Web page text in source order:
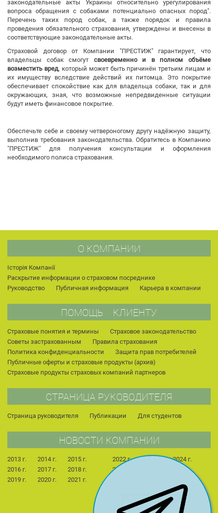
законодательные акты Украины относительно урегулирования
вопроса обращения с собаками потенциально опасных пород".
Перечень таких пород собак, а также порядок и правила
проведения обязательного страхования, утверждены и внесены в
соответствующие законодательные акты.
Страховой договор от Компании "ПРЕСТИЖ" гарантирует, что
владельцы собак смогут своевременно и в полном объёме
возместить вред, который может быть причинён третьим лицам и
их имуществу вследствие действий их питомца. Это покрытие
обеспечивает спокойствие как для владельца собаки, так и для
окружающих, зная, что возможные непредвиденные ситуации
будут иметь финансовое покрытие.
Обеспечьте себе и своему четвероногому другу надёжную защиту,
выполнив требования законодательства. Обратитесь в Компанию
"ПРЕСТИЖ" для получения консультации и оформления
необходимого полиса страхования.
О КОМПАНИИ
Історія Компанії
Раскрытие информации о страховом посреднике
Руководство
Публичная информация Карьера в компании
ПОМОЩЬ КЛИЕНТУ
Страховые понятия и термины
Страховое законодательство
Советы застрахованным
Правила страхования
Политика конфиденциальности
Защита прав потребителей
Публичные оферты и страховые продукты (архив)
Страховые продукты страховых компаний партнеров
СТРАНИЦА РУКОВОДИТЕЛЯ
Страница руководителя Публикации Для студентов
НОВОСТИ КОМПАНИИ
2013 г. 2014 г.
2015 г.
2016 г.
2017 г.
2018 г.
2019 г.
2020 г. 2021 г.
2022 г. 2023 г.
2024 г.
2025 г.